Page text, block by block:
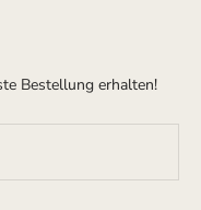
Bestellung erhalten!